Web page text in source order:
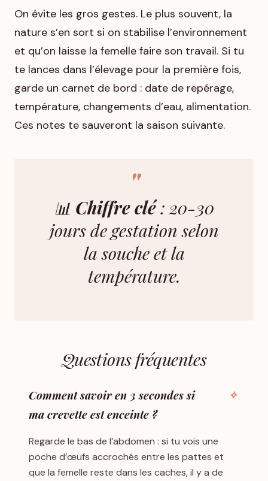
On évite les gros gestes. Le plus souvent, la
nature s’en sort si on stabilise l’environnement
et qu’on laisse la femelle faire son travail. Si tu
te lances dans l’élevage pour la première fois,
garde un carnet de bord : date de repérage,
température, changements d’eau, alimentation.
Ces notes te sauveront la saison suivante.
📊 Chiffre clé: 20-30
jours de gestation selon
la souche et la
température.
Questions fréquentes
Comment savoir en 3 secondes si
ma crevette est enceinte ?
Regarde le bas de l’abdomen : si tu vois une
poche d’œufs accrochés entre les pattes et
que la femelle reste dans les caches, il y a de